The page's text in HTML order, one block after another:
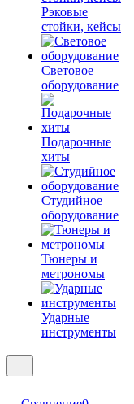
Рэковые
стойки, кейсы
Световое
оборудование
Подарочные
хиты
Студийное
оборудование
Тюнеры и
метрономы
Ударные
инструменты